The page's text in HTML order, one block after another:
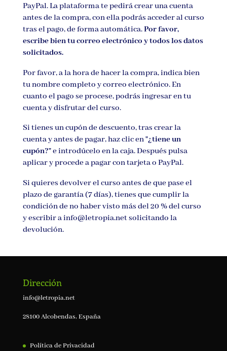
PayPal. La plataforma te pedirá crear una cuenta
antes de la compra, con ella podrás acceder al curso
tras el pago, de forma automática.Por favor,
escribe bien tu correo electrónico y todos los datos
solicitados.
Por favor, a la hora de hacer la compra, indica bien
tu nombre completo y correo electrónico. En
cuanto el pago se procese, podrás ingresar en tu
cuenta y disfrutar del curso.
Si tienes un cupón de descuento, tras crear la
cuenta y antes de pagar, haz clic en"¿tiene un
cupón?"e introdúcelo en la caja. Después pulsa
aplicar y procede a pagar con tarjeta o PayPal.
Si quieres devolver el curso antes de que pase el
plazo de garantía (7 días), tienes que cumplir la
condición de no haber visto más del 20 % del curso
y escribir a info@letropia.net solicitando la
devolución.
Dirección
info@letropia.net
28100 Alcobendas, España
Política de Privacidad